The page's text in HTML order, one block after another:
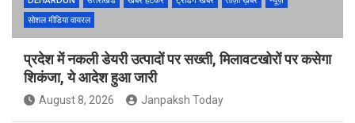
सोशल मीडिया वायरल
प्रदेश में नकली डेयरी उत्पादों पर सख्ती, मिलावटखोरों पर कसेगा
शिकंजा, ये आदेश हुआ जारी
August 8, 2026 Janpaksh Today